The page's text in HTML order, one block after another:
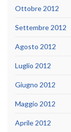
Ottobre 2012
Settembre 2012
Agosto 2012
Luglio 2012
Giugno 2012
Maggio 2012
Aprile 2012